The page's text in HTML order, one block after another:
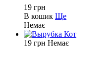
19 грн
В кошик Ще
Немає
19 грн Немає